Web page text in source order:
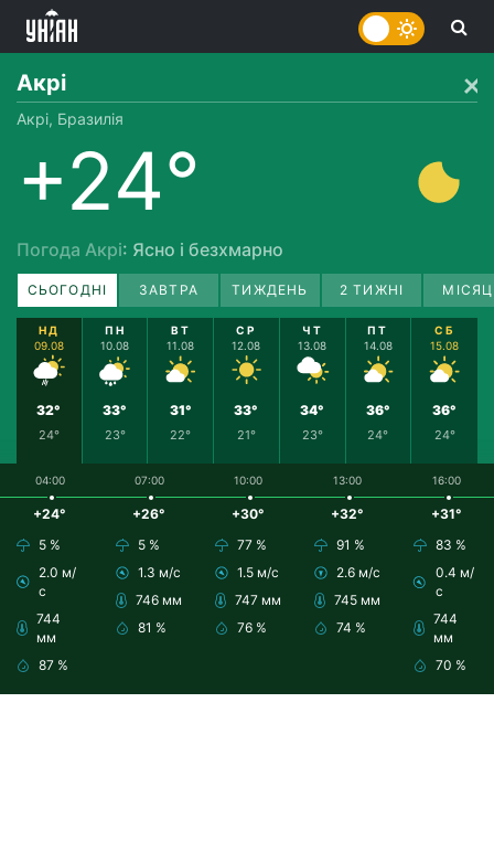
Акрі
Акрі, Бразилія
+24°
Погода Акрі: Ясно і безхмарно
СЬОГОДНІ ЗАВТРА ТИЖДЕНЬ 2 ТИЖНІ
НД
09.08
32°
24°
ПН
10.08
33°
23°
ВТ
11.08
31°
22°
СР
12.08
33°
21°
ЧТ
13.08
34°
23°
ПТ
14.08
36°
24°
СБ
15.08
36°
24°
04:00
+24°
5 %
2.0 м/
с
744
мм
87 %
07:00
+26°
5 %
1.3 м/с
746 мм
81 %
10:00
+30°
77 %
1.5 м/с
747 мм
76 %
13:00
+32°
91 %
2.6 м/с
745 мм
74 %
16:00
+31°
83 %
0.4 м/
с
744
мм
70 %